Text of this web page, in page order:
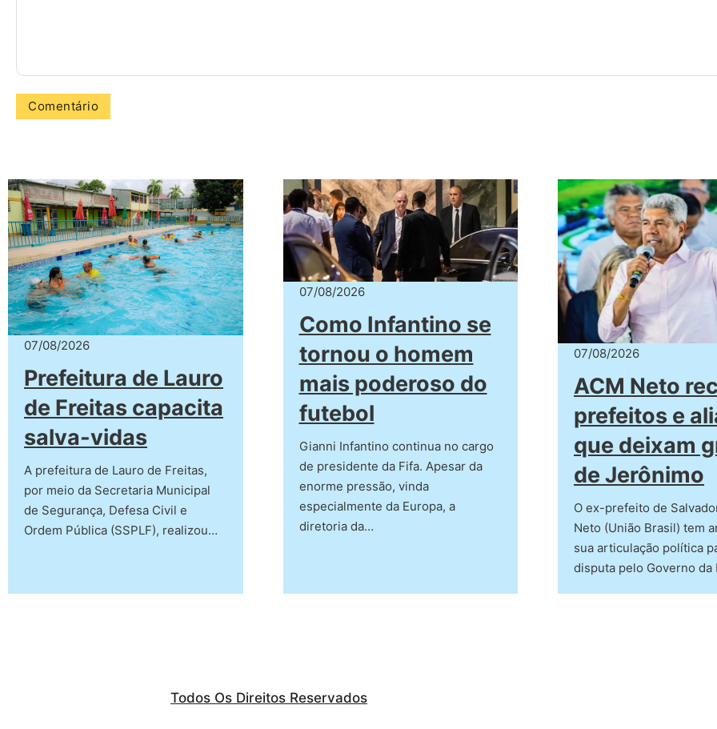
07/08/2026
Prefeitura de Lauro
de Freitas capacita
salva-vidas
A prefeitura de Lauro de Freitas,
por meio da Secretaria Municipal
de Segurança, Defesa Civil e
Ordem Pública (SSPLF), realizou…
07/08/2026
Como Infantino se
tornou o homem
mais poderoso do
futebol
Gianni Infantino continua no cargo
de presidente da Fifa. Apesar da
enorme pressão, vinda
especialmente da Europa, a
diretoria da…
07/08/2026
ACM Neto
prefeitos e
que deixam
de Jerônimo
O ex-prefeito de
Neto (União Brasil) tem
sua articulação política
disputa pelo Governo da
Todos Os Direitos Reservados